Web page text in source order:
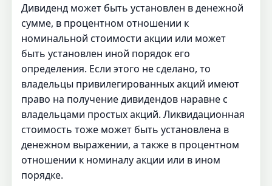
Дивиденд может быть установлен в денежной
сумме, в процентном отношении к
номинальной стоимости акции или может
быть установлен иной порядок его
определения. Если этого не сделано, то
владельцы привилегированных акций имеют
право на получение дивидендов наравне с
владельцами простых акций. Ликвидационная
стоимость тоже может быть установлена в
денежном выражении, а также в процентном
отношении к номиналу акции или в ином
порядке.